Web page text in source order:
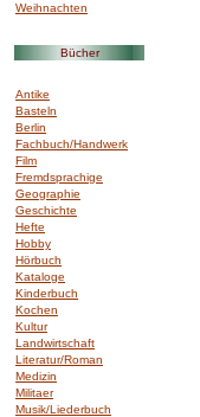
Weihnachten
Bücher
Antike
Basteln
Berlin
Fachbuch/Handwerk
Film
Fremdsprachige
Geographie
Geschichte
Hefte
Hobby
Hörbuch
Kataloge
Kinderbuch
Kochen
Kultur
Landwirtschaft
Literatur/Roman
Medizin
Militaer
Musik/Liederbuch